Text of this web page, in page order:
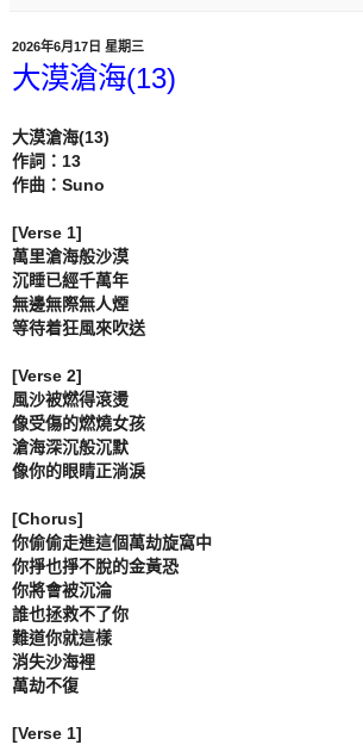
2026年6月17日 星期三
大漠滄海(13)
大漠滄海(13)
作詞：13
作曲：Suno
[Verse 1]
萬里滄海般沙漠
沉睡已經千萬年
無邊無際無人煙
等待着狂風來吹送
[Verse 2]
風沙被燃得滾燙
像受傷的燃燒女孩
滄海深沉般沉默
像你的眼睛正淌淚
[Chorus]
你偷偷走進這個萬劫旋窩中
你掙也掙不脫的金黃恐
你將會被沉淪
誰也拯救不了你
難道你就這樣
消失沙海裡
萬劫不復
[Verse 1]